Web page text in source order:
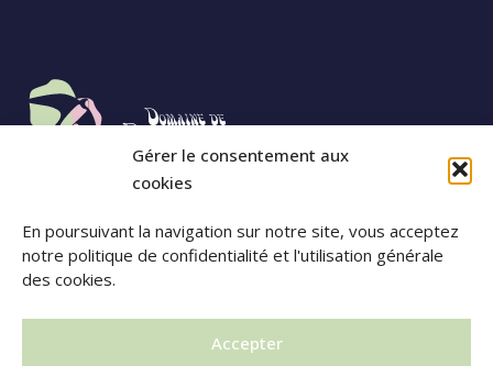
Gérer le consentement aux
cookies
En poursuivant la navigation sur notre site, vous acceptez
notre politique de confidentialité et l'utilisation générale
des cookies.
Accepter
contact@domaine-ribeaugoutte.fr
23 Chemin de
LE DOMAINE